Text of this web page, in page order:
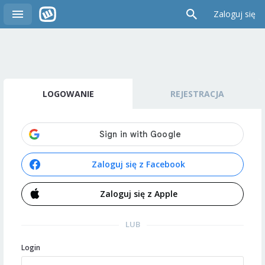
Zaloguj się
LOGOWANIE REJESTRACJA
Zaloguj się z Facebook
Zaloguj się z Apple
LUB
Login